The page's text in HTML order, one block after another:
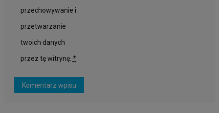
przechowywanie i
przetwarzanie
twoich danych
przez tę witrynę. *